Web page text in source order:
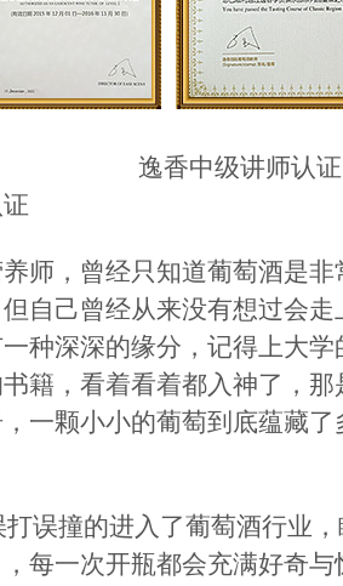
级讲师认
，曾经只知道葡萄酒是非
自己曾经从来没有想过会
种深深的缘分，记得上大
籍，看着看着都入神了，
一颗小小的葡萄到底蕴藏
误撞的进入了葡萄酒行业
每一次开瓶都会充满好奇